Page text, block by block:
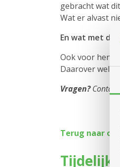
gebracht wat
Wat er alvast
En wat met de
Ook voor hen
Daarover
Vragen?
Terug naar